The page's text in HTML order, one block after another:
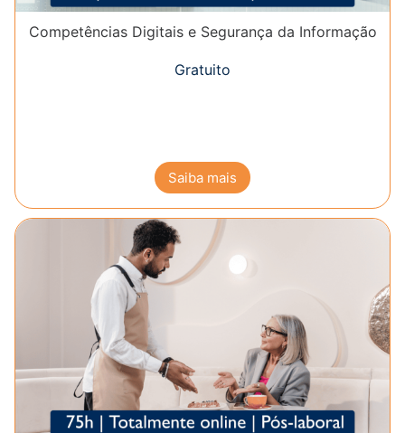
Competências Digitais e Segurança da Informação
Gratuito
Saiba mais